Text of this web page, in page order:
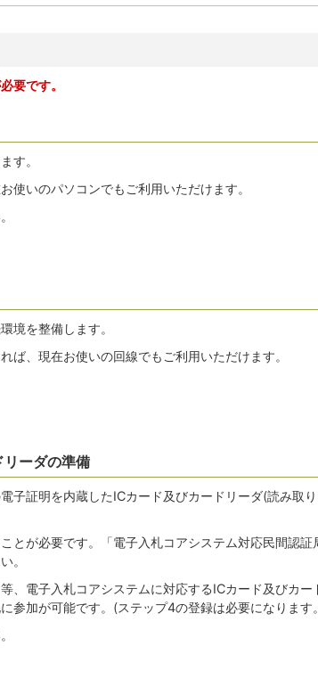
要です。
す。
使いのパソコンでもご利用いただけます。
境を整備します。
ば、現在お使いの回線でもご利用いただけます。
リーダの準備
子証明を内蔵したICカード及びカードリーダ(読み取り
とが必要です。「電子入札コアシステム対応民間認証
。
、電子入札コアシステムに対応するICカード及びカー
参加が可能です。(ステップ4の登録は必要になります